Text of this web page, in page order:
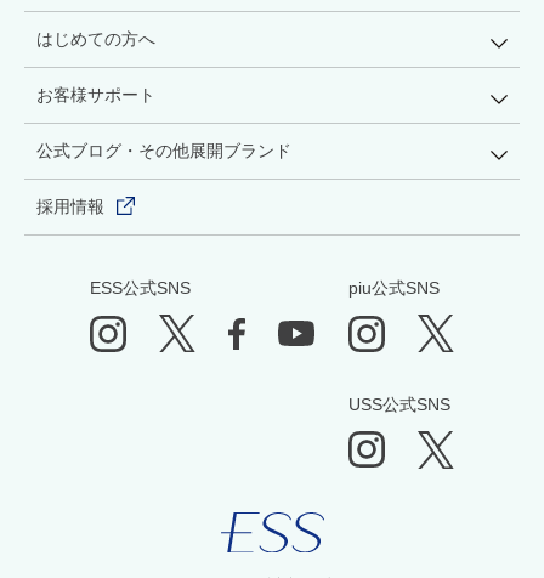
はじめての方へ
お客様サポート
公式ブログ・その他展開ブランド
採用情報
ESS公式SNS piu公式SNS
USS公式SNS